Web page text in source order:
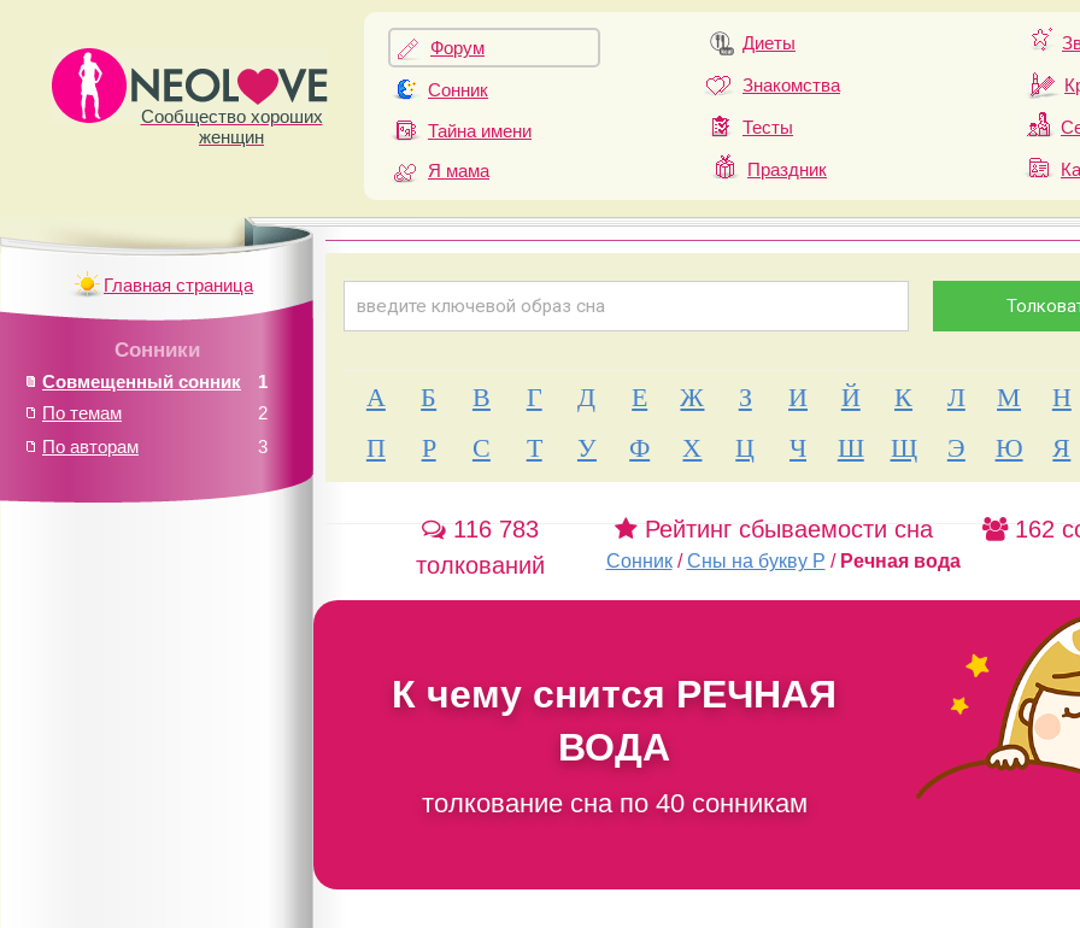
Сообщество хороших
женщин
Форум
Сонник
Тайна имени
Я мама
Диеты
Знакомства
Тесты
Праздник
А Б В Г Д Е Ж З И Й К Л М
Н
П
Р С Т У Ф Х Ц Ч Ш Щ Э Ю Я
116 783
толкований
Рейтинг сбываемости сна 162
Сонник /Сны на букву Р / Речная вода
К чему снится РЕЧНАЯ
ВОДА
толкование сна по 40 сонникам
Главная страница
Сонники
1
Совмещенный сонник
2
По темам
3
По авторам